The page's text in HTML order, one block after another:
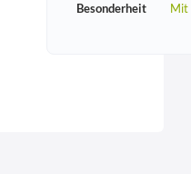
Besonderheit Mit